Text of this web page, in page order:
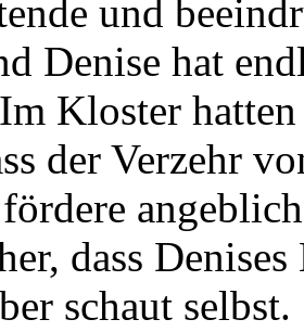
und
Denise hat
Kloster
der Verzehr
dass
schaut selbst.